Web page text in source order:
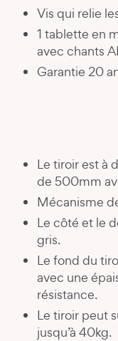
Vis qui relie
1 tablette en
avec chants
Garantie 20
Le tiroir est à
de 500mm
Mécanisme
Le côté et le
gris.
Le fond du
avec une
résistance.
Le tiroir peut
jusqu’à 40kg.